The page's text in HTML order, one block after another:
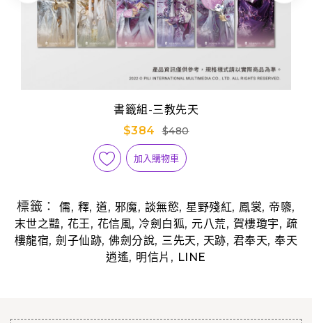
書籤組-三教先天
$384
$480
加入購物車
標籤：儒, 釋,道, 邪魔, 談無慾, 星野殘紅, 鳳裳, 帝隳,
末世之豔, 花王, 花信風, 冷劍白狐, 元八荒, 賀樓瓊宇, 疏
樓龍宿,劍子仙跡,佛劍分說, 三先天, 天跡, 君奉天,奉天
逍遙, 明信片 , LINE